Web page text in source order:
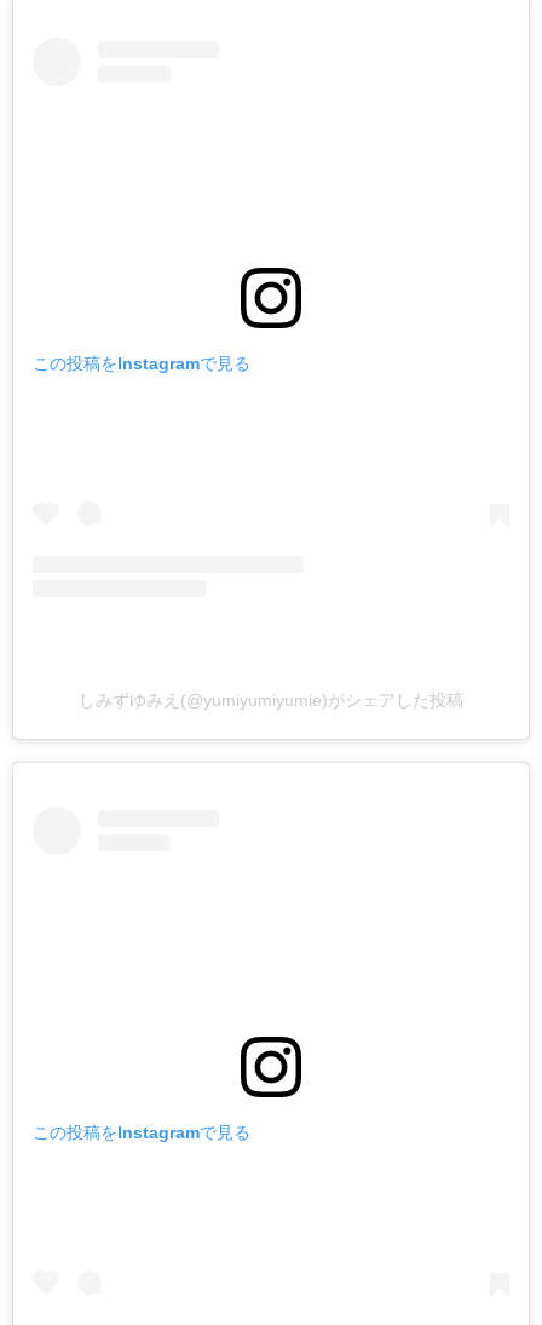
この投稿をInstagramで見る
しみずゆみえ(@yumiyumiyumie)がシェアした投稿
この投稿をInstagramで見る